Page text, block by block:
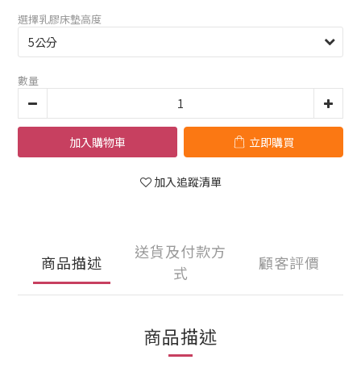
選擇乳膠床墊高度
數量
加入購物車 立即購買
加入追蹤清單
商品描述
送貨及付款方
式
顧客評價
商品描述